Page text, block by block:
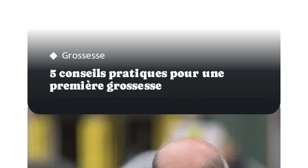
Grossesse
5 conseils pratiques pour une
première grossesse